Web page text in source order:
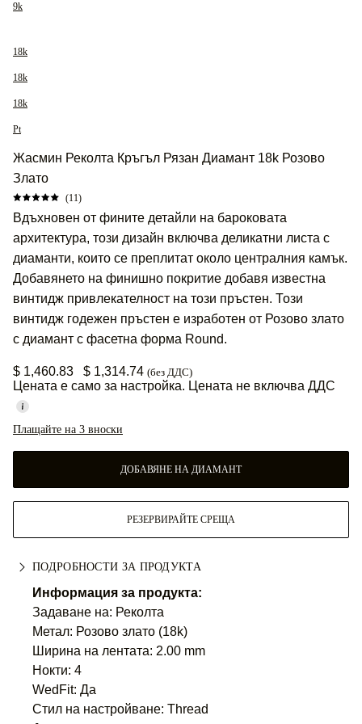
9k
18k
18k
18k
Pt
Жасмин Реколта Кръгъл Рязан Диамант 18k Розово
Злато
(11)
Вдъхновен от фините детайли на бароковата
архитектура, този дизайн включва деликатни листа с
диаманти, които се преплитат около централния камък.
Добавянето на финишно покритие добавя известна
винтидж привлекателност на този пръстен. Този
винтидж годежен пръстен е изработен от Розово злато
с диамант с фасетна форма Round.
$ 1,460.83 $ 1,314.74 (без ДДС)
Цената е само за настройка. Цената не включва ДДС
Плащайте на 3 вноски
ДОБАВЯНЕ НА ДИАМАНТ
РЕЗЕРВИРАЙТЕ СРЕЩА
ПОДРОБНОСТИ ЗА ПРОДУКТА
Информация за продукта:
Задаване на: Реколта
Метал: Розово злато (18k)
Ширина на лентата: 2.00 mm
Нокти: 4
WedFit: Да
Стил на настройване: Thread